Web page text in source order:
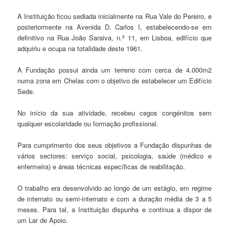
A Instituição ficou sediada inicialmente na Rua Vale do Pereiro, e
posteriormente na Avenida D. Carlos I, estabelecendo-se em
definitivo na Rua João Saraiva, n.º 11, em Lisboa, edifício que
adquiriu e ocupa na totalidade deste 1961.
A Fundação possui ainda um terreno com cerca de 4.000m2
numa zona em Chelas com o objetivo de estabelecer um Edifício
Sede.
No início da sua atividade, recebeu cegos congénitos sem
qualquer escolaridade ou formação profissional.
Para cumprimento dos seus objetivos a Fundação dispunhas de
vários sectores: serviço social, psicologia, saúde (médico e
enfermeira) e áreas técnicas específicas de reabilitação.
O trabalho era desenvolvido ao longo de um estágio, em regime
de internato ou semi-internato e com a duração média de 3 a 5
meses. Para tal, a Instituição dispunha e continua a dispor de
um Lar de Apoio.